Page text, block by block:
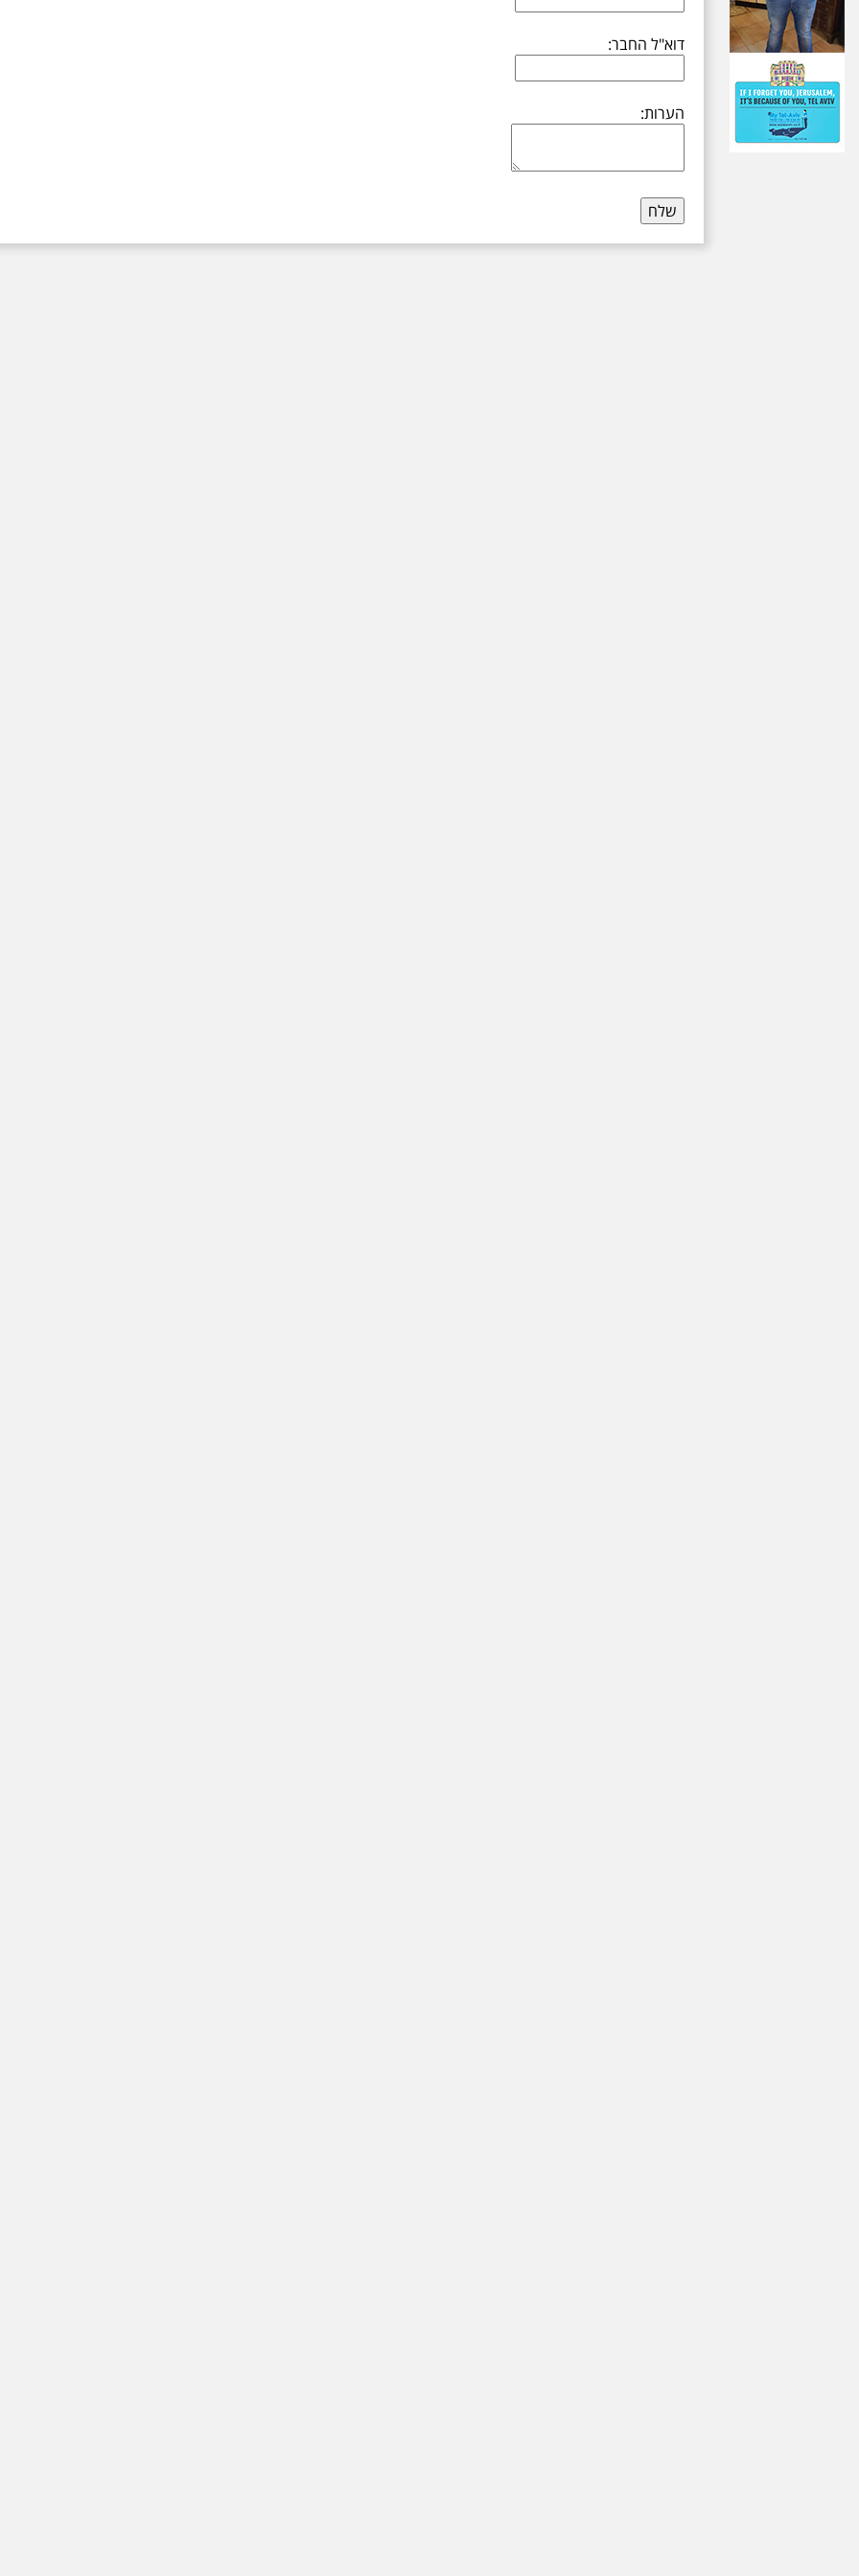
דוא"ל החבר:
הערות: